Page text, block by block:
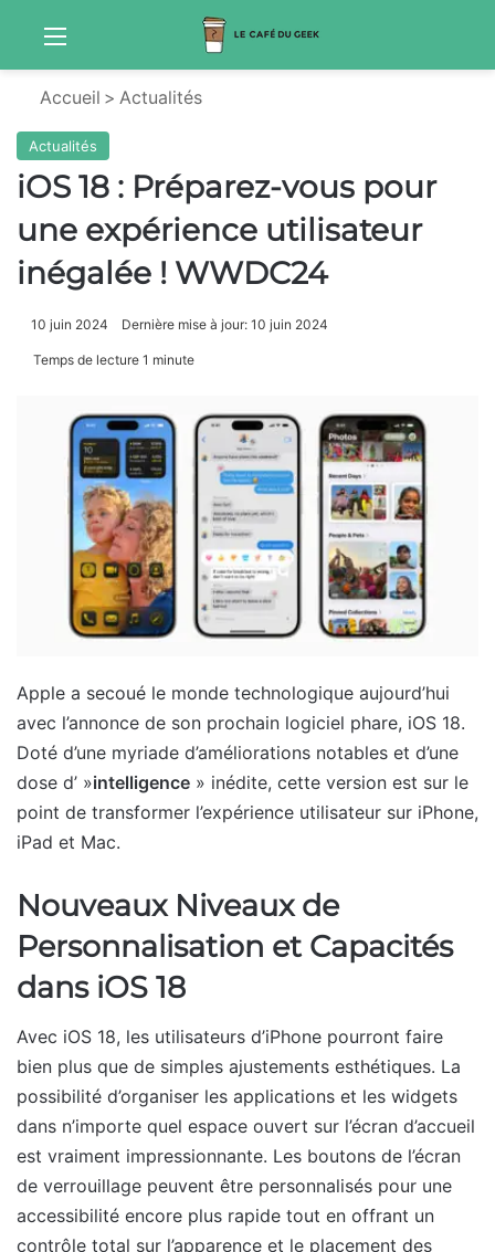
Menu
Accueil > Actualités
Actualités
iOS 18 : Préparez-vous pour
une expérience utilisateur
inégalée ! WWDC24
10 juin 2024 Dernière mise à jour: 10 juin 2024
Temps de lecture 1 minute
Apple a secoué le monde technologique aujourd’hui
avec l’annonce de son prochain logiciel phare, iOS 18.
Doté d’une myriade d’améliorations notables et d’une
dose d’ »intelligence » inédite, cette version est sur le
point de transformer l’expérience utilisateur sur iPhone,
iPad et Mac.
Nouveaux Niveaux de
Personnalisation et Capacités
dans iOS 18
Avec iOS 18, les utilisateurs d’iPhone pourront faire
bien plus que de simples ajustements esthétiques. La
possibilité d’organiser les applications et les widgets
dans n’importe quel espace ouvert sur l’écran d’accueil
est vraiment impressionnante. Les boutons de l’écran
de verrouillage peuvent être personnalisés pour une
accessibilité encore plus rapide tout en offrant un
contrôle total sur l’apparence et le placement des